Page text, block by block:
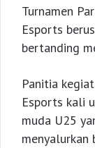
Turnamen
Esports
bertanding
Panitia
Esports kali
muda U25
menyalurkan